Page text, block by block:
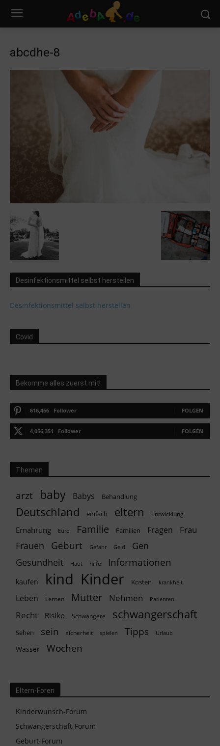
abcdhe-8
Desinfektionsmittel selbst herstellen
Desinfektionsmittel selbst herstellen
Covid
Bekomme alles zuerst mit!
616,466 Follower FOLGEN
4,056,351 Follower FOLGEN
Themen
arzt baby Babys Behandlung
Deutschland einfach eltern Entwicklung
Ernährung Euro Familie Familien Fragen Frau
Frauen Geburt Gefahr Geld
Gen
Gesundheit
Haut hilfe Informationen
kaufen kind Kinder Kosten krankheit
Leben Lernen Mutter Nehmen Patienten
Recht Risiko Schwangere schwangerschaft
Sehen sein sicherheit spielen Tipps Urlaub
Wasser Wochen
Eltern-Foren
Kinderwunsch-Forum
Schwangerschaft-Forum
Geburt-Forum